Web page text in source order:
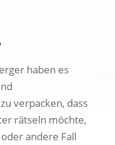
haben es
verpacken, dass
rätseln möchte,
andere Fall